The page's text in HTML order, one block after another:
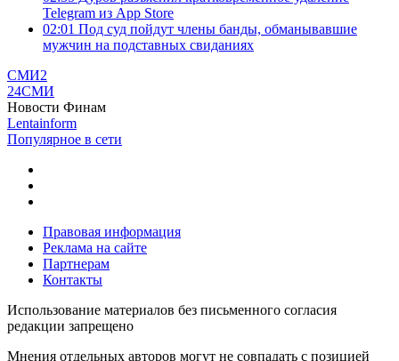
Telegram из App Store
02:01 Под суд пойдут члены банды, обманывавшие
мужчин на подставных свиданиях
СМИ2
24СМИ
Новости Финам
Lentainform
Популярное в сети
Правовая информация
Реклама на сайте
Партнерам
Контакты
Использование материалов без письменного согласия
редакции запрещено
Мнения отдельных авторов могут не совпадать с позицией